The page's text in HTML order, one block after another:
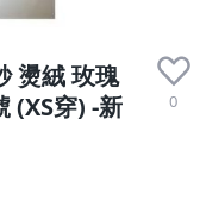
燙絨 玫瑰
(XS穿) -新
0